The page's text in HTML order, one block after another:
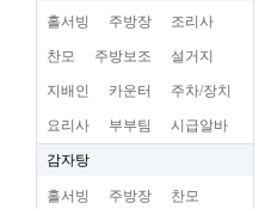
홀서빙 주방장 조리사
찬모 주방보조 설거지
지배인 카운터 주차/장치
요리사 부부팀 시급알바
감자탕
홀서빙 주방장 찬모